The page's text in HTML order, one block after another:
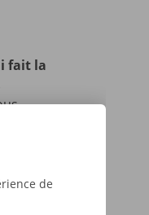
fait la
au
de